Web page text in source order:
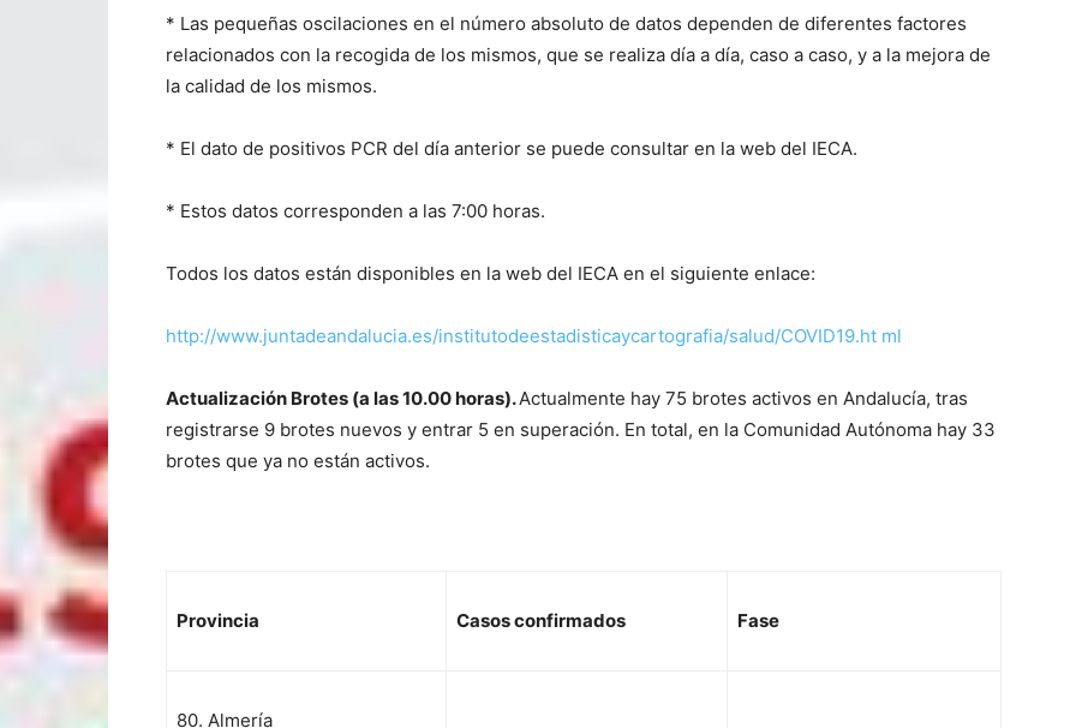
* Las pequeñas oscilaciones en el número absoluto de datos dependen de diferentes factores
relacionados con la recogida de los mismos, que se realiza día a día, caso a caso, y a la mejora de
la calidad de los mismos.
* El dato de positivos PCR del día anterior se puede consultar en la web del IECA.
* Estos datos corresponden a las 7:00 horas.
Todos los datos están disponibles en la web del IECA en el siguiente enlace:
http://www.juntadeandalucia.es/institutodeestadisticaycartografia/salud/COVID19.ht ml
Actualización Brotes (a las 10.00 horas).Actualmente hay 75 brotes activos en Andalucía, tras
registrarse 9 brotes nuevos y entrar 5 en superación. En total, en la Comunidad Autónoma hay 33
brotes que ya no están activos.
Provincia Casos confirmados Fase
80. Almería